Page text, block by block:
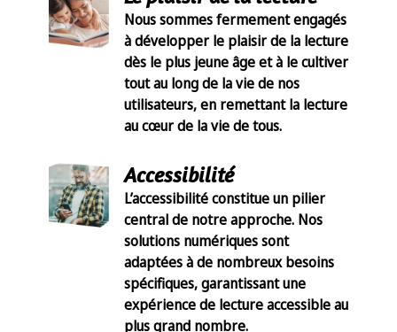
Nous sommes fermement engagés
à développer le plaisir de la lecture
dès le plus jeune âge et à le cultiver
tout au long de la vie de nos
utilisateurs, en remettant la lecture
au cœur de la vie de tous.
Accessibilité
L’accessibilité constitue un pilier
central de notre approche. Nos
solutions numériques sont
adaptées à de nombreux besoins
spécifiques, garantissant une
expérience de lecture accessible au
plus grand nombre.